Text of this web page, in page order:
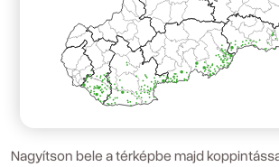
Nagyítson bele a térképbe majd